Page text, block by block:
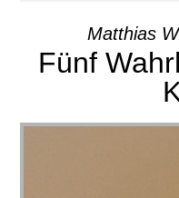
Matthias
Fünf